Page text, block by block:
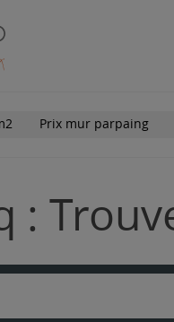
Prix mur parpaing
: